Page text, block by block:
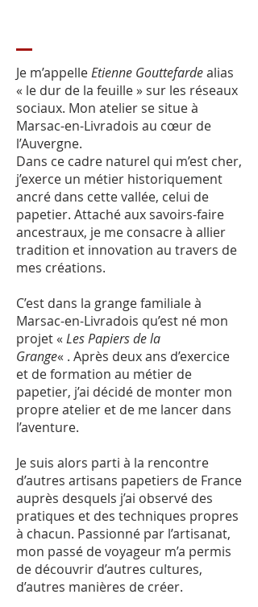
Je m’appelleEtienne Gouttefardealias
« le dur de la feuille » sur les réseaux
sociaux. Mon atelier se situe à
Marsac-en-Livradois au cœur de
l’Auvergne.
Dans ce cadre naturel qui m’est cher,
j’exerce un métier historiquement
ancré dans cette vallée, celui de
papetier. Attaché aux savoirs-faire
ancestraux, je me consacre à allier
tradition et innovation au travers de
mes créations.
C’est dans la grange familiale à
Marsac-en-Livradois qu’est né mon
projet « Les Papiers de la
Grange« . Après deux ans d’exercice
et de formation au métier de
papetier, j’ai décidé de monter mon
propre atelier et de me lancer dans
l’aventure.
Je suis alors parti à la rencontre
d’autres artisans papetiers de France
auprès desquels j’ai observé des
pratiques et des techniques propres
à chacun. Passionné par l’artisanat,
mon passé de voyageur m’a permis
de découvrir d’autres cultures,
d’autres manières de créer.